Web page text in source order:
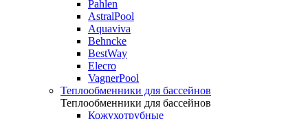
Pahlen
AstralPool
Aquaviva
Behncke
BestWay
Elecro
VagnerPool
Теплообменники для бассейнов
Теплообменники для бассейнов
Кожухотрубные